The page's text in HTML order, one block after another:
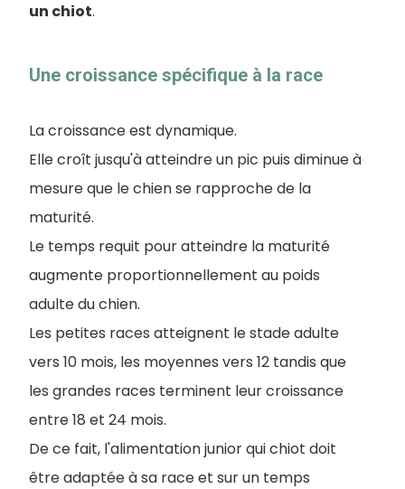
un chiot.
Une croissance spécifique à la race
La croissance est dynamique.
Elle croît jusqu'à atteindre un pic puis diminue à
mesure que le chien se rapproche de la
maturité.
Le temps requit pour atteindre la maturité
augmente proportionnellement au poids
adulte du chien.
Les petites races atteignent le stade adulte
vers 10 mois, les moyennes vers 12 tandis que
les grandes races terminent leur croissance
entre 18 et 24 mois.
De ce fait, l'alimentation junior qui chiot doit
être adaptée à sa race et sur un temps